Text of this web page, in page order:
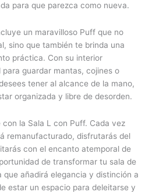
para que parezca como nueva.
un maravilloso Puff que no
sino que también te brinda una
práctica. Con su interior
guardar mantas, cojines o
tener al alcance de la mano,
organizada y libre de desorden.
con la Sala L con Puff. Cada vez
remanufacturado, disfrutarás del
con el encanto atemporal de
de transformar tu sala de
añadirá elegancia y distinción a
estar un espacio para deleitarse y